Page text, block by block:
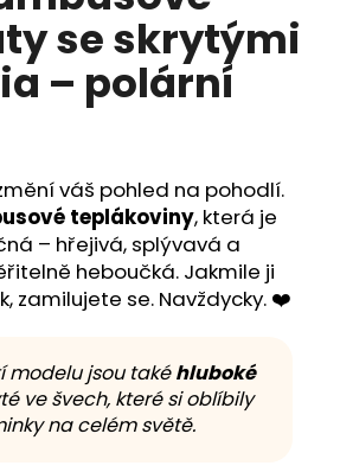
se skrytými
– polární
váš pohled na pohodlí.
teplákoviny, která je
– hřejivá, splývavá a
heboučká. Jakmile ji
zamilujete se. Navždycky. ❤️
modelu jsou takéhluboké
ve švech, které si oblíbily
na celém světě.